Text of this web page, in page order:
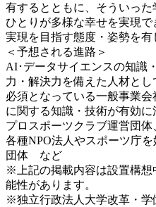
有するとともに、そういっ
ひとりが多様な幸せを実現
実現を目指す態度・姿勢を有
＜予想される進路＞
AI･データサイエンスの知識
力・解決力を備えた人材と
必須となっている一般事業
に関する知識・技術が有効
プロスポーツクラブ運営団
各種NPO法人やスポーツ庁
団体 など
※上記の掲載内容は設置構想
能性があります。
※独立行政法人大学改革・学